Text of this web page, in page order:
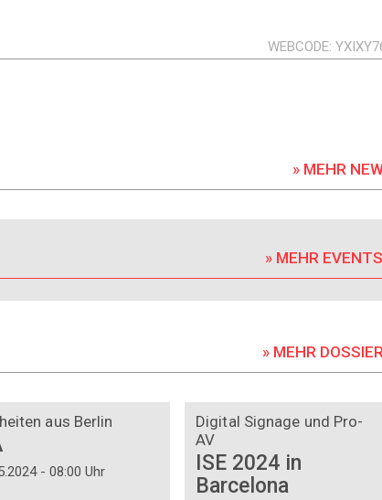
WEBCODE
» MEHR
» MEHR
» MEHR
aus Berlin
- 08:00 Uhr
Digital Signage und Pro-
AV
ISE 2024 in
Barcelona